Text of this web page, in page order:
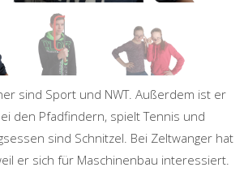
sind Sport und NWT. Außerdem ist er
den Pfadfindern, spielt Tennis und
sind Schnitzel. Bei Zeltwanger hat
er sich für Maschinenbau interessiert.